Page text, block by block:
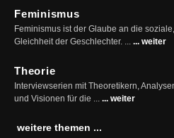
Feminismus
Feminismus ist der Glaube an die
Gleichheit der Geschlechter. ... ... weiter
Theorie
Interviewserien mit Theoretikern,
und Visionen für die ... ... weiter
weitere themen ...